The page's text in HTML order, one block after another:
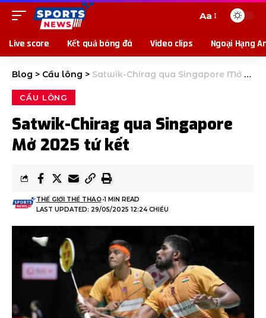
Aa
Live score Kết quả bóng đá Video clips Ngoại Hạng
Blog > Cầu lông > Satwik-Chirag qua Singapore Mở 2025 tứ kết
CẦU LÔNG
Satwik-Chirag qua Singapore
Mở 2025 tứ kết
LAST UPDATED: 29/05/2025 12:24 CHIỀU
THẾ GIỚI THỂ THAO 1 MIN READ